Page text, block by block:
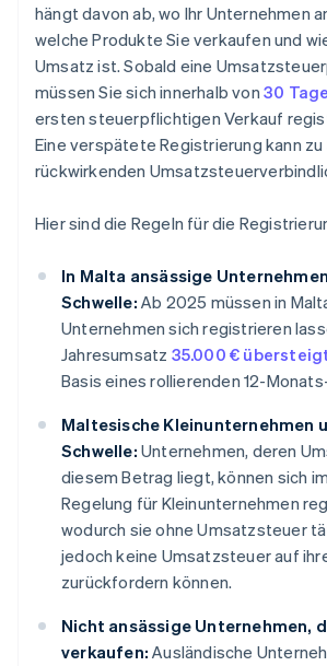
hängt davon ab, wo Ihr Unternehmen
welche Produkte Sie verkaufen und
Umsatz ist. Sobald eine
müssen Sie sich innerhalb von 30
ersten steuerpflichtigen Verkauf
Eine verspätete Registrierung kann
rückwirkenden
Hier sind die Regeln für die
In Malta ansässige
Schwelle: Ab 2025 müssen in
Unternehmen sich registrieren
Jahresumsatz 35.000 €
Basis eines rollierenden 12-
Maltesische Kleinunternehmen
Schwelle: Unternehmen, deren
diesem Betrag liegt, können sich
Regelung für Kleinunternehmen
wodurch sie ohne Umsatzsteuer
jedoch keine Umsatzsteuer auf
zurückfordern können.
Nicht ansässige Unternehmen,
verkaufen: Ausländische